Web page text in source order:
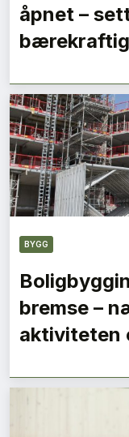
åpnet –
BYGG
bremse –
aktiviteten